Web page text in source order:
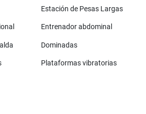
Estación de Pesas Largas
Entrenador abdominal
Dominadas
Plataformas vibratorias